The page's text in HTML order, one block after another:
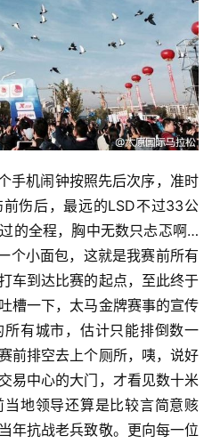
机闹钟按照先后次序，准时
伤后，最远的LSD不过33公
的全程，胸中无数只忐忑啊…
个小面包，这就是我赛前所有
车到达比赛的起点，至此终于
槽一下，太马金牌赛事的宣传
有城市，估计只能排倒数一
前排空去上个厕所，咦，说好
易中心的大门，才看见数十米
地领导还算是比较言简意赅
年抗战老兵致敬。更向每一位